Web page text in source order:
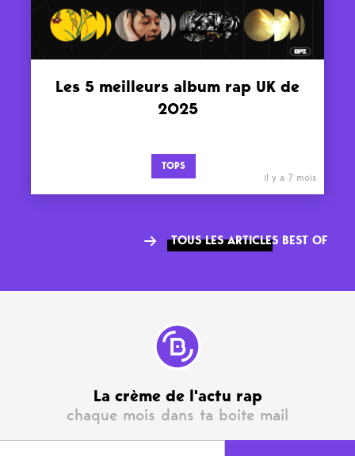
Les 5 meilleurs album rap UK de
2025
TOPS
il y a 7 mois
TOUS LES ARTICLES BEST OF
La crème de l'actu rap
chaque mois dans ta boite mail